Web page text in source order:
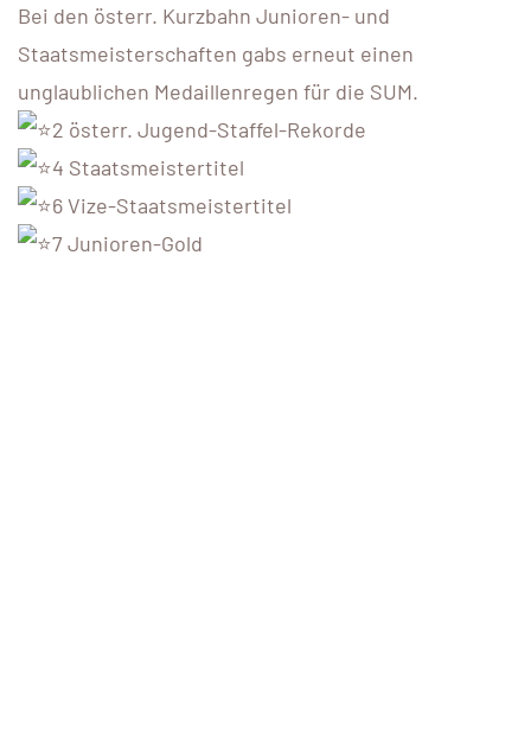
Bei den österr. Kurzbahn Junioren- und
Staatsmeisterschaften gabs erneut einen
unglaublichen Medaillenregen für die SUM.
2 österr. Jugend-Staffel-Rekorde
4 Staatsmeistertitel
6 Vize-Staatsmeistertitel
7 Junioren-Gold